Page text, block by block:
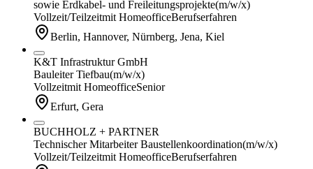
sowie Erdkabel- und Freileitungsprojekte(m/w/x)
Vollzeit/Teilzeitmit HomeofficeBerufserfahren
Berlin, Hannover, Nürnberg, Jena, Kiel
K&T Infrastruktur GmbH
Bauleiter Tiefbau(m/w/x)
Vollzeitmit HomeofficeSenior
Erfurt, Gera
BUCHHOLZ + PARTNER
Technischer Mitarbeiter Baustellenkoordination(m/w/x)
Vollzeit/Teilzeitmit HomeofficeBerufserfahren